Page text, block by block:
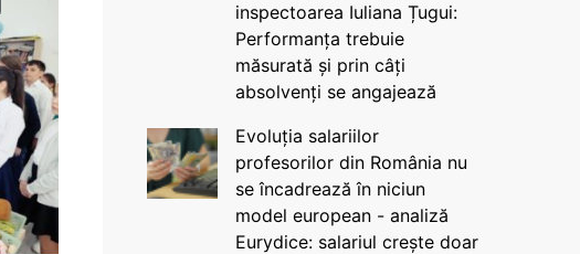
inspectoarea Iuliana Țugui:
Performanța trebuie
măsurată și prin câți
absolvenți se angajează
Evoluția salariilor
profesorilor din România nu
se încadrează în niciun
model european - analiză
Eurydice: salariul crește doar